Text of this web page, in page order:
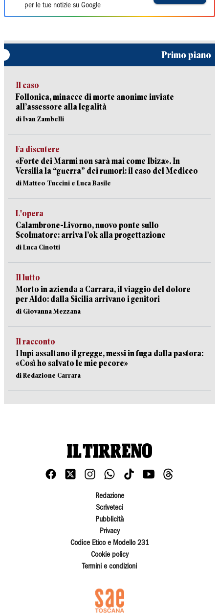
per le tue notizie su Google
Primo piano
Il caso
Follonica, minacce di morte anonime inviate
all’assessore alla legalità
di Ivan Zambelli
Fa discutere
«Forte dei Marmi non sarà mai come Ibiza». In
Versilia la “guerra” dei rumori: il caso del Mediceo
di Matteo Tuccini e Luca Basile
L'opera
Calambrone-Livorno, nuovo ponte sullo
Scolmatore: arriva l’ok alla progettazione
di Luca Cinotti
Il lutto
Morto in azienda a Carrara, il viaggio del dolore
per Aldo: dalla Sicilia arrivano i genitori
di Giovanna Mezzana
Il racconto
I lupi assaltano il gregge, messi in fuga dalla pastora:
«Così ho salvato le mie pecore»
di Redazione Carrara
Redazione
Scriveteci
Pubblicità
Privacy
Codice Etico e Modello 231
Cookie policy
Termini e condizioni